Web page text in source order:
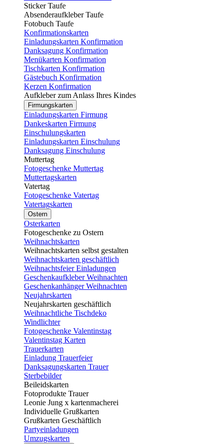
Sticker Taufe
Absenderaufkleber Taufe
Fotobuch Taufe
Konfirmationskarten
Einladungskarten Konfirmation
Danksagung Konfirmation
Menükarten Konfirmation
Tischkarten Konfirmation
Gästebuch Konfirmation
Kerzen Konfirmation
Aufkleber zum Anlass Ihres Kindes
Firmungskarten
Einladungskarten Firmung
Dankeskarten Firmung
Einschulungskarten
Einladungskarten Einschulung
Danksagung Einschulung
Muttertag
Fotogeschenke Muttertag
Muttertagskarten
Vatertag
Fotogeschenke Vatertag
Vatertagskarten
Ostern
Osterkarten
Fotogeschenke zu Ostern
Weihnachtskarten
Weihnachtskarten selbst gestalten
Weihnachtskarten geschäftlich
Weihnachtsfeier Einladungen
Geschenkaufkleber Weihnachten
Geschenkanhänger Weihnachten
Neujahrskarten
Neujahrskarten geschäftlich
Weihnachtliche Tischdeko
Windlichter
Fotogeschenke Valentinstag
Valentinstag Karten
Trauerkarten
Einladung Trauerfeier
Danksagungskarten Trauer
Sterbebilder
Beileidskarten
Fotoprodukte Trauer
Leonie Jung x kartenmacherei
Individuelle Grußkarten
Grußkarten Geschäftlich
Partyeinladungen
Umzugskarten